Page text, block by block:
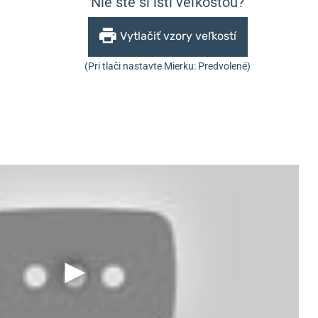
Vytlačiť vzory veľkostí
(Pri tlači nastavte Mierku: Predvolené)